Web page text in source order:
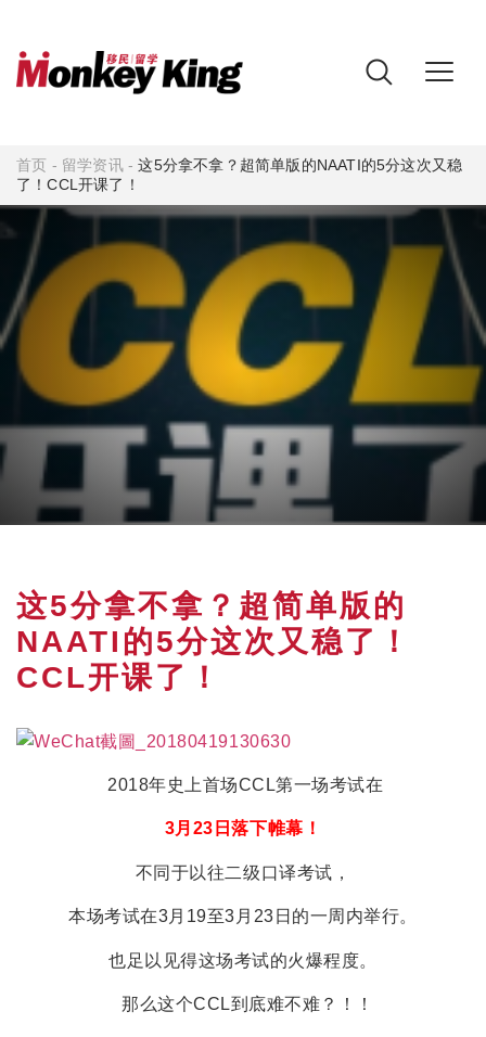
首页 - 留学资讯-这5分拿不拿？超简单版的NAATI的5分这次又稳
了！CCL开课了！
这5分拿不拿？超简单版的
NAATI的5分这次又稳了！
CCL开课了！
2018年史上首场CCL第一场考试在
3月23日落下帷幕！
不同于以往二级口译考试，
本场考试在3月19至3月23日的一周内举行。
也足以见得这场考试的火爆程度。
那么这个CCL到底难不难？！！